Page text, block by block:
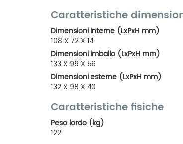
Caratteristiche
Dimensioni interne (LxPxH mm)
108 X 72 X 14
Dimensioni imballo (LxPxH mm)
133 X 99 X 56
Dimensioni esterne (LxPxH mm)
132 X 98 X 40
Caratteristiche fisiche
Peso lordo (kg)
122